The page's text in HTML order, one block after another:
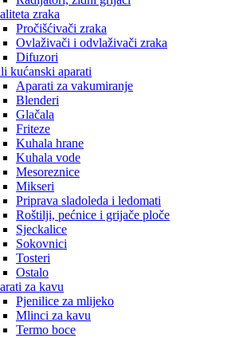
zraka
Pročišćivači zraka
Ovlaživači i odvlaživači zraka
Difuzori
kućanski aparati
Aparati za vakumiranje
Blenderi
Glačala
Friteze
Kuhala hrane
Kuhala vode
Mesoreznice
Mikseri
Priprava sladoleda i ledomati
Roštilji, pećnice i grijače ploče
Sjeckalice
Sokovnici
Tosteri
Ostalo
za kavu
Pjenilice za mlijeko
Mlinci za kavu
Termo boce